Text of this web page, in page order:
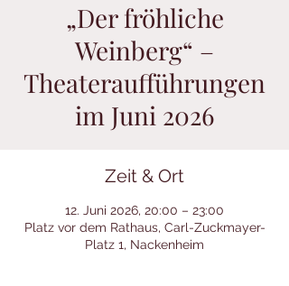
„Der fröhliche
Weinberg“ –
Theateraufführungen
im Juni 2026
Zeit & Ort
12. Juni 2026, 20:00 – 23:00
Platz vor dem Rathaus, Carl-Zuckmayer-
Platz 1, Nackenheim